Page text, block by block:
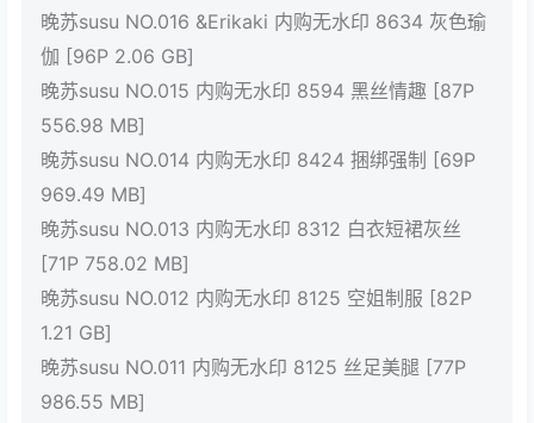
晚苏susu NO.016 &Erikaki 内购无水印 8634 灰色瑜
伽 [96P 2.06 GB]
晚苏susu NO.015 内购无水印 8594 黑丝情趣 [87P
556.98 MB]
晚苏susu NO.014 内购无水印 8424 捆绑强制 [69P
969.49 MB]
晚苏susu NO.013 内购无水印 8312 白衣短裙灰丝
[71P 758.02 MB]
晚苏susu NO.012 内购无水印 8125 空姐制服 [82P
1.21 GB]
晚苏susu NO.011 内购无水印 8125 丝足美腿 [77P
986.55 MB]